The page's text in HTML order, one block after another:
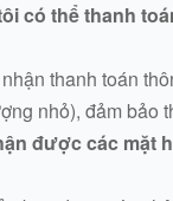
có thể thanh
thanh toán
nhỏ), đảm bảo
được các mặt